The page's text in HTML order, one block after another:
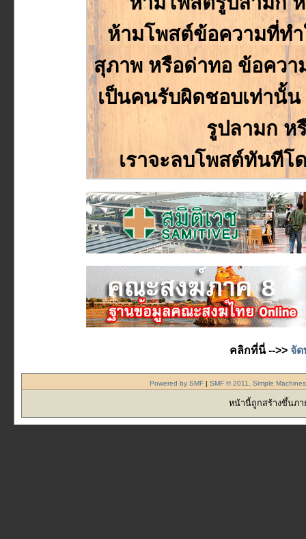
ห้ามโพสต์ข้อความที่ทำ
สุภาพ หรือด่าทอ ข้อควา
เป็นคนรับผิดชอบเท่านั้น
รูปลามก ห
เราจะลบโพสต์ทันทีโ
คลิกที่นี่ -->>จัด
Powered by SMF |SMF © 2011, Simple Machines
หน้านี้ถูกสร้างขึ้นภา